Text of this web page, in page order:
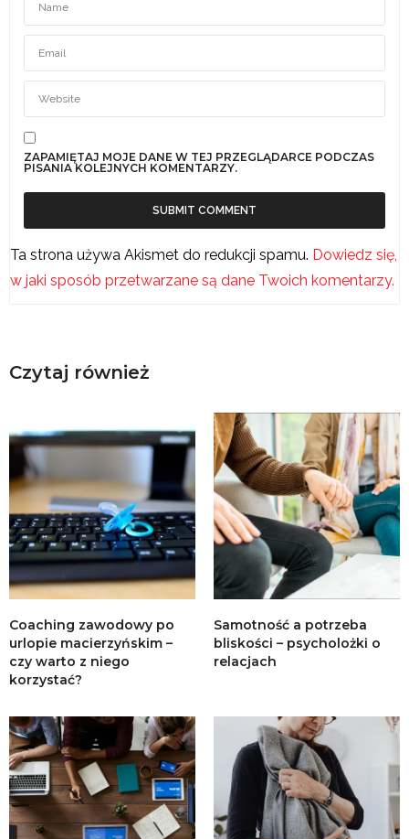
ZAPAMIĘTAJ MOJE DANE W TEJ PRZEGLĄDARCE PODCZAS
PISANIA KOLEJNYCH KOMENTARZY.
Ta strona używa Akismet do redukcji spamu. Dowiedz się,
w jaki sposób przetwarzane są dane Twoich komentarzy.
Czytaj również
Coaching zawodowy po
urlopie macierzyńskim –
czy warto z niego
korzystać?
Samotność a potrzeba
bliskości – psycholożki o
relacjach